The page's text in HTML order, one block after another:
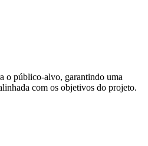
o público-alvo, garantindo uma
com os objetivos do projeto.